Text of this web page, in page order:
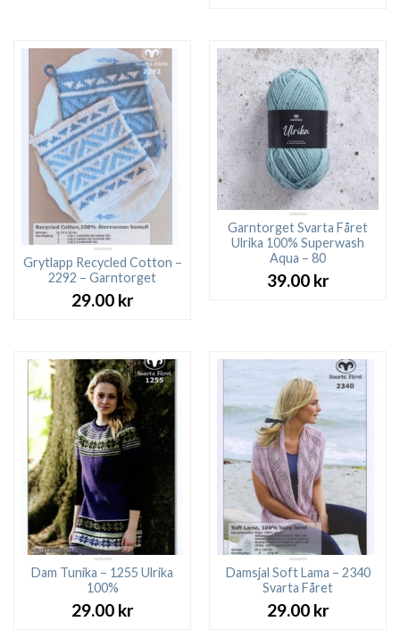
Grytlapp Recycled Cotton –
2292 – Garntorget
29.00 kr
Garntorget Svarta Fåret
Ulrika 100% Superwash
Aqua – 80
39.00 kr
Dam Tunika – 1255 Ulrika
100%
29.00 kr
Damsjal Soft Lama – 2340
Svarta Fåret
29.00 kr